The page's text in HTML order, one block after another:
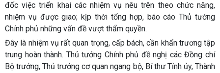
đốc việc triển khai các nhiệm vụ nêu trên theo chức năng,
nhiệm vụ được giao; kịp thời tổng hợp, báo cáo Thủ tướng
Chính phủ những vấn đề vượt thẩm quyền.
Đây là nhiệm vụ rất quan trọng, cấp bách, cần khẩn trương tập
trung hoàn thành. Thủ tướng Chính phủ đề nghị các Đồng chí
Bộ trưởng, Thủ trưởng cơ quan ngang bộ, Bí thư Tỉnh ủy, Thành